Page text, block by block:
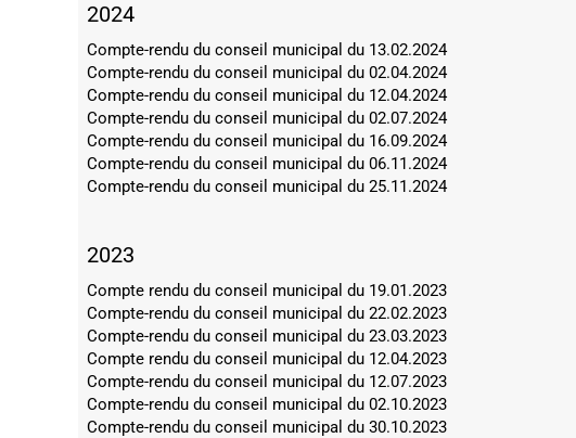
2024
Compte-rendu du conseil municipal du 13.02.2024
Compte-rendu du conseil municipal du 02.04.2024
Compte-rendu du conseil municipal du 12.04.2024
Compte-rendu du conseil municipal du 02.07.2024
Compte-rendu du conseil municipal du 16.09.2024
Compte-rendu du conseil municipal du 06.11.2024
Compte-rendu du conseil municipal du 25.11.2024
2023
Compte rendu du conseil municipal du 19.01.2023
Compte-rendu du conseil municipal du 22.02.2023
Compte-rendu du conseil municipal du 23.03.2023
Compte rendu du conseil municipal du 12.04.2023
Compte-rendu du conseil municipal du 12.07.2023
Compte-rendu du conseil municipal du 02.10.2023
Compte-rendu du conseil municipal du 30.10.2023